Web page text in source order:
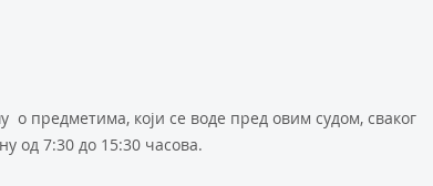
предметима, који се воде пред овим судом, сваког
од 7:30 до 15:30 часова.